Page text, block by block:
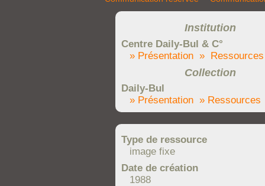
Institution
Centre Daily-Bul & C°
» Présentation » Ressources
Collection
Daily-Bul
» Présentation » Ressources
Type de ressource
image fixe
Date de création
1988